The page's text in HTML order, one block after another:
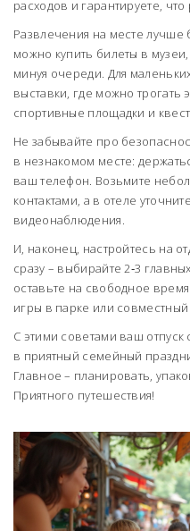
расходов и гарантируете,
Развлечения на месте
можно купить билеты в
минуя очереди. Для
выставки, где можно трогать
спортивные площадки и
Не забывайте про
в незнакомом месте:
ваш телефон. Возьмите
контактами, а в отеле
видеонаблюдения.
И, наконец, настройтесь на
сразу – выбирайте 2‑3
оставьте на свободное
игры в парке или
С этими советами ваш отпуск
в приятный семейный
Главное – планировать,
Приятного путешествия!